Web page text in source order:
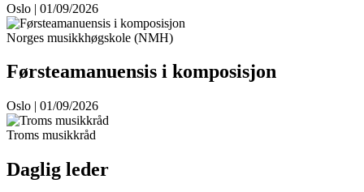
Oslo | 01/09/2026
Norges musikkhøgskole (NMH)
Førsteamanuensis i komposisjon
Oslo | 01/09/2026
Troms musikkråd
Daglig leder